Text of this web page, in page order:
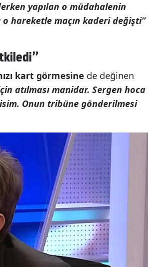
yapılan o müdahalenin
o hareketle maçın kaderi değişti”
kart görmesine de değinen
atılması manidar. Sergen hoca
Onun tribüne gönderilmesi